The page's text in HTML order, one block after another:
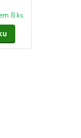
8 ks